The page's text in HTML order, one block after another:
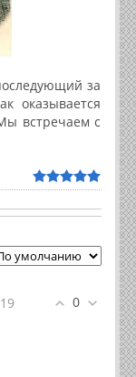
за
оказывается
встречаем с
0